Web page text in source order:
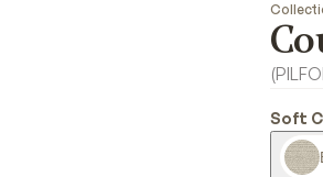
(
Soft